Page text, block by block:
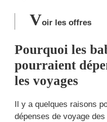
Voir les offres
Pourquoi les
pourraient
les voyages
Il y a quelques raisons
dépenses de voyage